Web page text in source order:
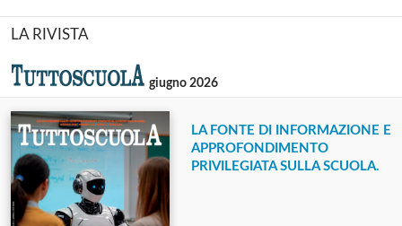
LA RIVISTA
giugno 2026
LA FONTE DI INFORMAZIONE E
APPROFONDIMENTO
PRIVILEGIATA SULLA SCUOLA.